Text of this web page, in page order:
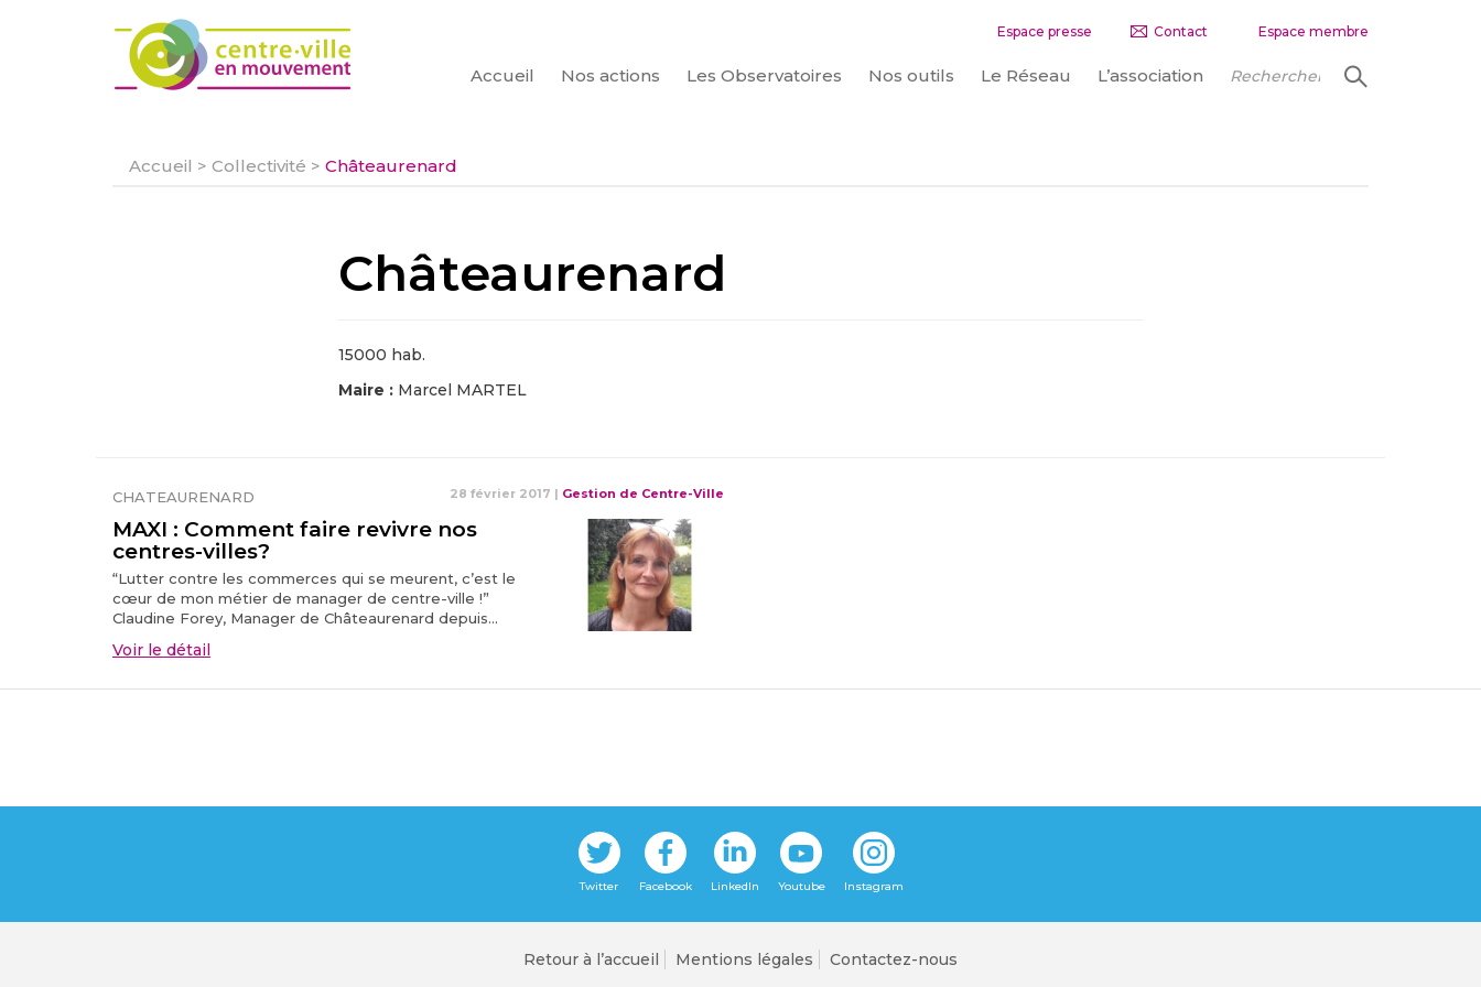
Espace presse Contact Espace membre
Accueil Nos actions Les Observatoires Nos outils Le Réseau L’association
CHERCHER
Accueil > Collectivité > Châteaurenard
Châteaurenard
15000 hab.
Maire : Marcel MARTEL
CHATEAURENARD 28 février 2017 | Gestion de Centre-Ville
MAXI : Comment faire revivre nos
centres-villes?
“Lutter contre les commerces qui se meurent, c’est le
cœur de mon métier de manager de centre-ville !”
Claudine Forey, Manager de Châteaurenard depuis...
Voir le détail
Retour à l’accueil Mentions légales Contactez-nous